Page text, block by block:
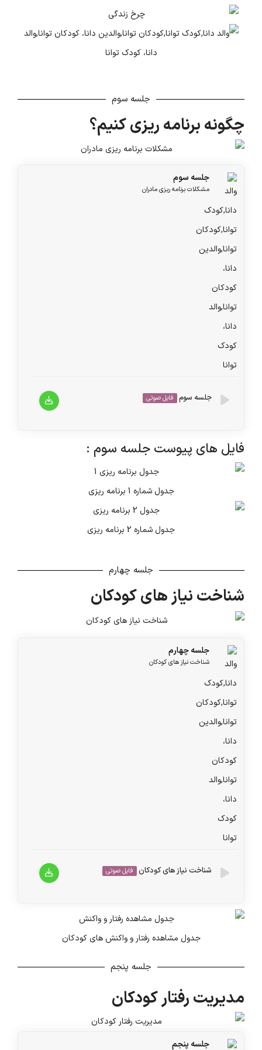
https://eitaa.com/joinchat/1097662733C5ae77c1d7b
جلسه سوم
چگونه برنامه ریزی کنیم؟
جلسه سوم
مشکلات برنامه ریزی مادران
جلسه سوم فایل صوتی
پخش‌کننده
00:00
فایل های پیوست جلسه سوم :
جدول شماره 1 برنامه ریزی
جدول شماره 2 برنامه ریزی
جلسه چهارم
شناخت نیاز های کودکان
جلسه چهارم
شناخت نیاز های کودکان
شناخت نیاز های کودکان فایل صوتی
00:00
جدول مشاهده رفتار و واکنش های کودکان
جلسه پنجم
مدیریت رفتار کودکان
جلسه پنجم